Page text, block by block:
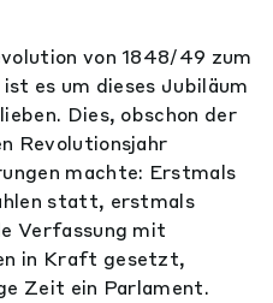
von 1848/49 zum
es um dieses Jubiläum
Dies, obschon der
Revolutionsjahr
machte: Erstmals
statt, erstmals
Verfassung mit
in Kraft gesetzt,
Zeit ein Parlament.